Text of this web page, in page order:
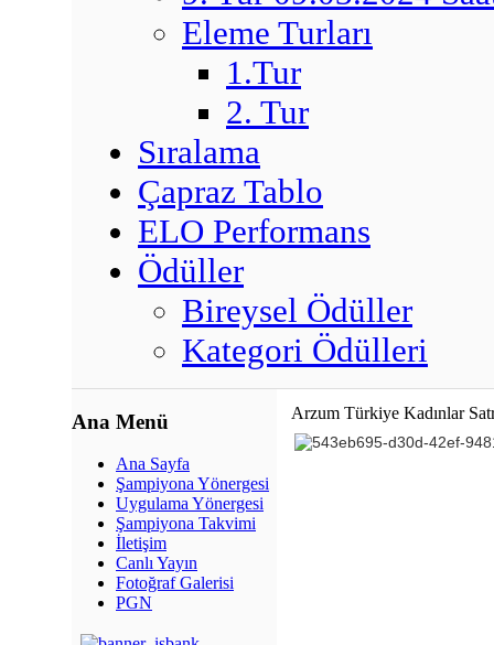
Eleme Turları
1.Tur
2. Tur
Sıralama
Çapraz Tablo
ELO Performans
Ödüller
Bireysel Ödüller
Kategori Ödülleri
Ana Menü
Ana Sayfa
Şampiyona Yönergesi
Uygulama Yönergesi
Şampiyona Takvimi
İletişim
Canlı Yayın
Fotoğraf Galerisi
PGN
Arzum Türkiye Kadınlar